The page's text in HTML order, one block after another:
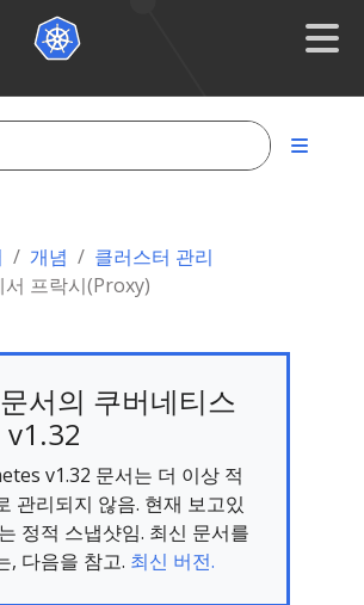
개념
클러스터 관리
프락시(Proxy)
서의 쿠버네티스
v1.32
v1.32 문서는 더 이상 적
관리되지 않음. 현재 보고있
정적 스냅샷임. 최신 문서를
, 다음을 참고. 최신 버전.